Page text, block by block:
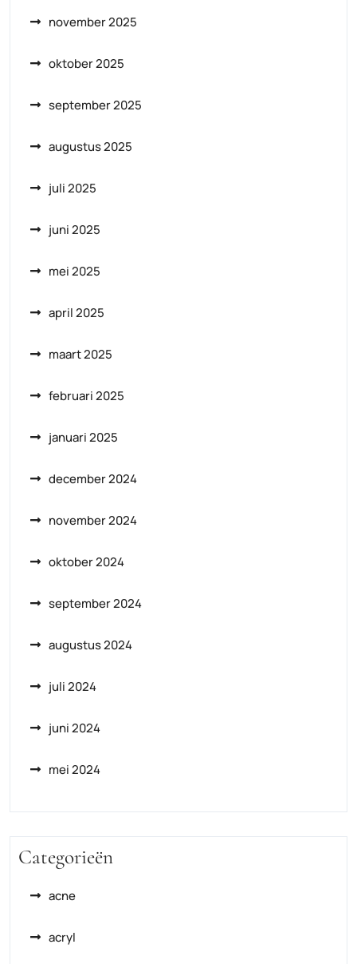
november 2025
oktober 2025
september 2025
augustus 2025
juli 2025
juni 2025
mei 2025
april 2025
maart 2025
februari 2025
januari 2025
december 2024
november 2024
oktober 2024
september 2024
augustus 2024
juli 2024
juni 2024
mei 2024
Categorieën
acne
acryl